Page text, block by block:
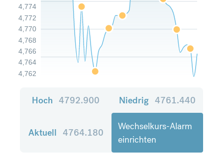
4,762
4,764
4,766
4,768
4,770
4,772
4,774
Hoch 4792.900 Niedrig 4761.440
Aktuell 4764.180
Wechselkurs-Alarm
einrichten